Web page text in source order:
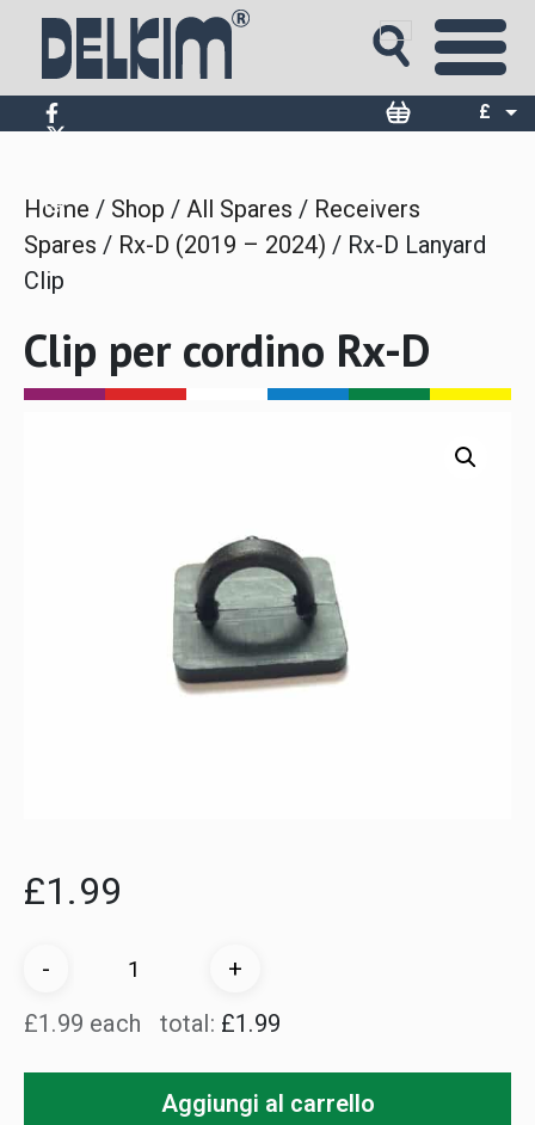
Skip
content
£
Home / Shop / All Spares / Receivers
Spares / Rx-D (2019 – 2024) / Rx-D Lanyard
Clip
Clip per cordino Rx-D
£1.99
-
Quantità
clip
per
+
£1.99 each
total: £1.99
Aggiungi al carrello